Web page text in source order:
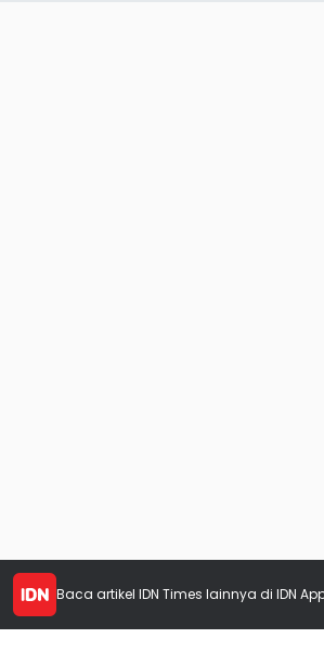
Baca artikel IDN Times lainnya di IDN